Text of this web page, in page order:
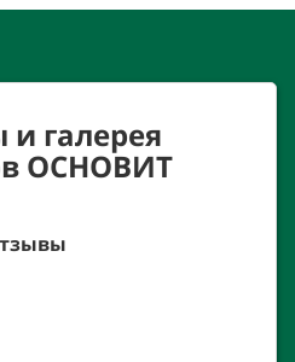
галерея
ОСНОВИТ